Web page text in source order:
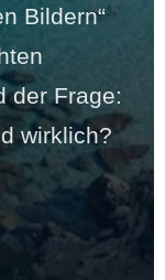
Bildern“
der Frage:
wirklich?